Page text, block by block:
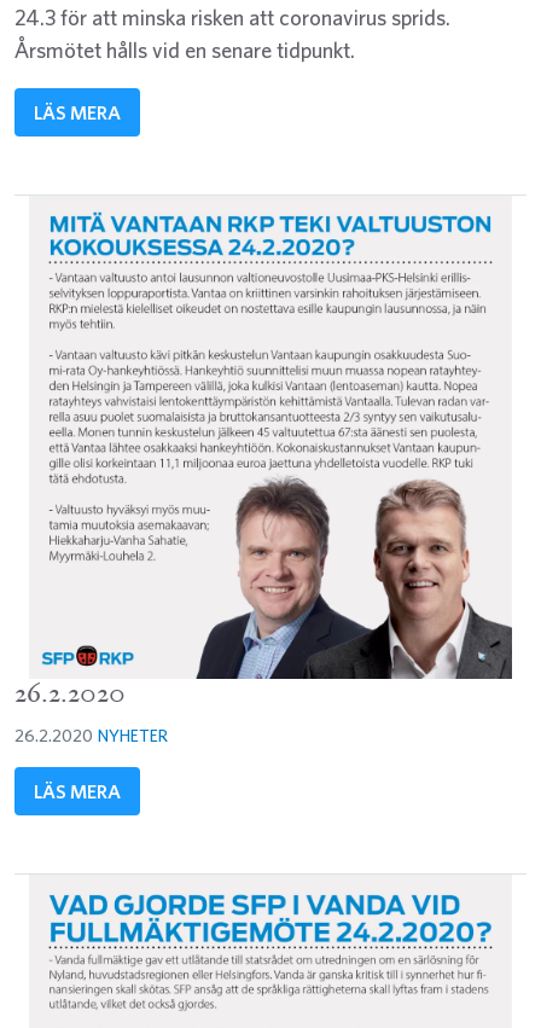
24.3 för att minska risken att coronavirus sprids.
Årsmötet hålls vid en senare tidpunkt.
LÄS MERA
26.2.2020
26.2.2020 NYHETER
LÄS MERA